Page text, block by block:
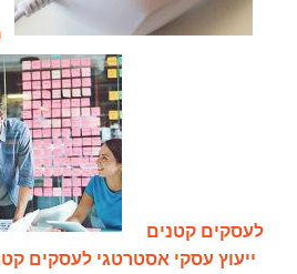
לעסקים קטנים
ייעוץ עסקי אסטרטגי לעסקים